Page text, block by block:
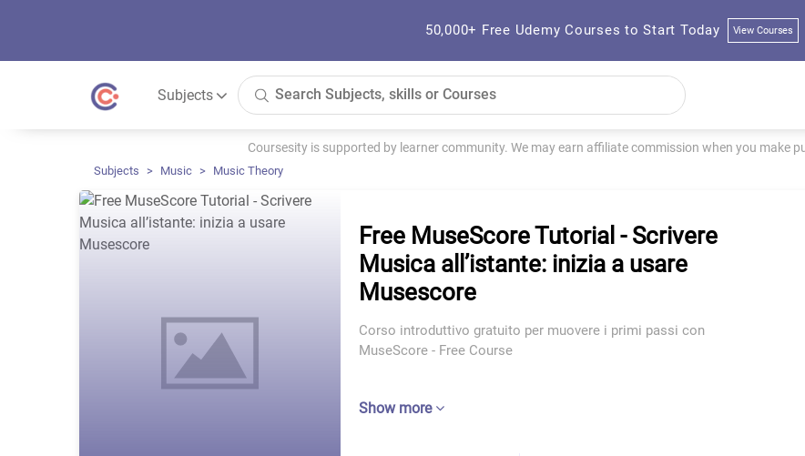
50,000+ Free Udemy Courses to Start Today View Courses
Subjects
Coursesity is supported by learner community. We may earn affiliate commission when you make
Subjects Music Music Theory
Free MuseScore Tutorial - Scrivere
Musica all’istante: inizia a usare
Musescore
Corso introduttivo gratuito per muovere i primi passi con
MuseScore - Free Course
Show more